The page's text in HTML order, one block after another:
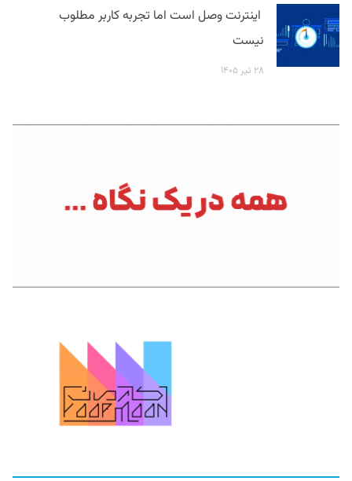
اینترنت وصل است اما تجربه کاربر مطلوب
نیست
۲۸ تیر ۱۴۰۵